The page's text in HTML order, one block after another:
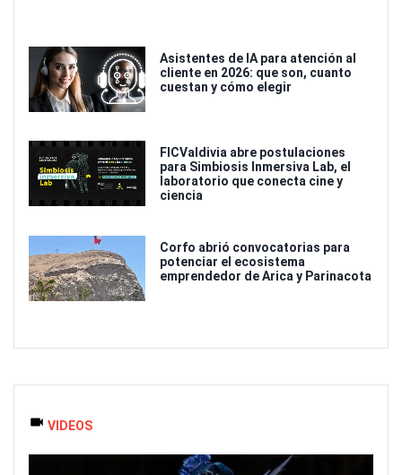
Asistentes de IA para atención al
cliente en 2026: que son, cuanto
cuestan y cómo elegir
FICValdivia abre postulaciones
para Simbiosis Inmersiva Lab, el
laboratorio que conecta cine y
ciencia
Corfo abrió convocatorias para
potenciar el ecosistema
emprendedor de Arica y Parinacota
VIDEOS